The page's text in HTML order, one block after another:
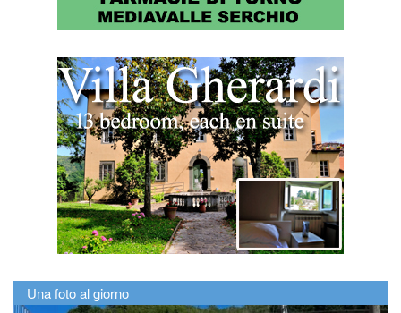
Una foto al giorno